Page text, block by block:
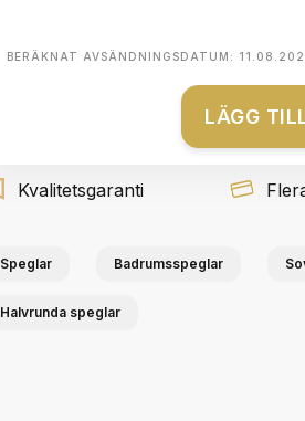
BERÄKNAT AVSÄNDNINGSDATUM:
LÄGG
Kvalitetsgaranti
Speglar Badrumsspeglar
Halvrunda speglar